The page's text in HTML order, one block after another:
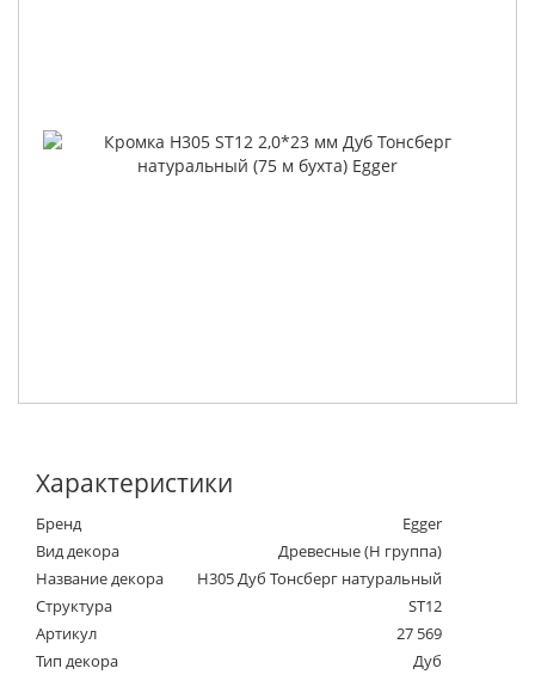
Характеристики
Бренд
Egger
Вид декора
Древесные (Н группа)
Название декора
H305 Дуб Тонсберг натуральный
Структура
ST12
Артикул
27 569
Тип декора
Дуб